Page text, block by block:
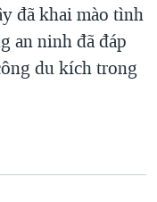
đã khai mào tình
an ninh đã đáp
du kích trong